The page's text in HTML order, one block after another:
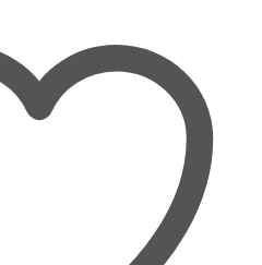
der
Produktseite
gewählt